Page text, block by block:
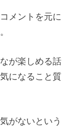
メントを元に
が楽しめる話
になること質
がないという